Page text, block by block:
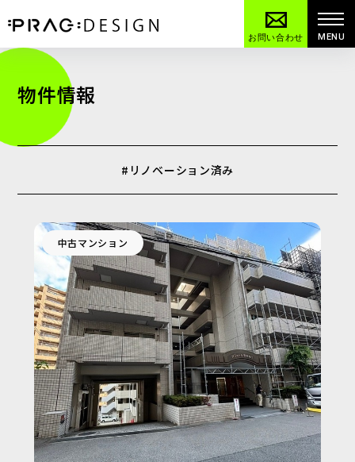
お問い合わせ MENU
物件情報
#リノベーション済み
中古マンション